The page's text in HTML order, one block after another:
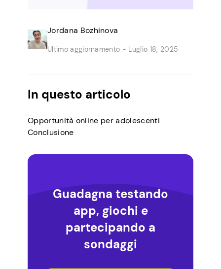
Jordana Bozhinova
Ultimo aggiornamento - Luglio 18, 2025
In questo articolo
Opportunità online per adolescenti
Conclusione
Guadagna testando
app, giochi e
partecipando a
sondaggi